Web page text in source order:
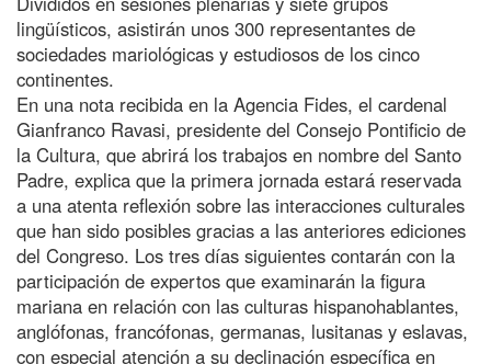
lingüísticos, asistirán unos 300 representantes de
sociedades mariológicas y estudiosos de los cinco
continentes.
En una nota recibida en la Agencia Fides, el cardenal
Gianfranco Ravasi, presidente del Consejo Pontificio de
la Cultura, que abrirá los trabajos en nombre del Santo
Padre, explica que la primera jornada estará reservada
a una atenta reflexión sobre las interacciones culturales
que han sido posibles gracias a las anteriores ediciones
del Congreso. Los tres días siguientes contarán con la
participación de expertos que examinarán la figura
mariana en relación con las culturas hispanohablantes,
anglófonas, francófonas, germanas, lusitanas y eslavas,
con especial atención a su declinación específica en